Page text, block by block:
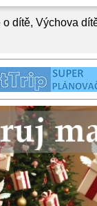
o dítě, Výchova